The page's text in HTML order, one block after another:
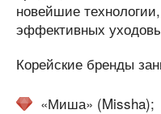
новейшие
эффективных
Корейские бренды
«Миша» (Missha);